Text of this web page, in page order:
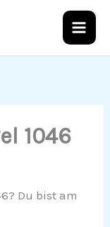
1046
Du bist am